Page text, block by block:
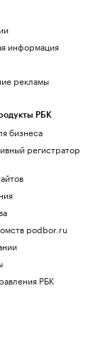
информация
рекламы
РБК
бизнеса
регистратор
podbor.ru
РБК